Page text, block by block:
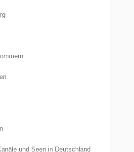
und Seen in Deutschland